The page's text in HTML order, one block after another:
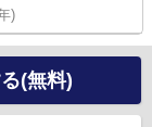
)
(無料)